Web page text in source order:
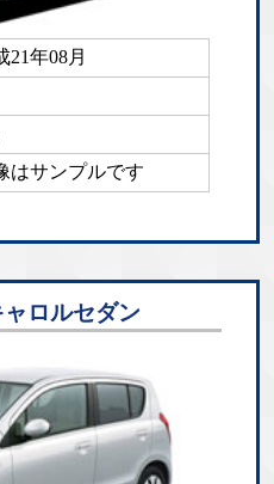
21年08月
はサンプルです
ロルセダン